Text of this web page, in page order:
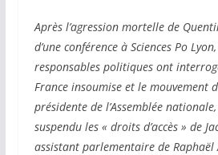
Après l’agression mortelle de
d’une conférence à Sciences Po
responsables politiques ont
France insoumise et le mouvement
présidente de l’Assemblée
suspendu les « droits d’accès » de
assistant parlementaire de